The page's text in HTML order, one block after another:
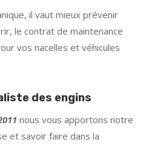
il vaut mieux prévenir
le contrat de maintenance
vos nacelles et véhicules
des engins
nous vous apportons notre
et savoir faire dans la